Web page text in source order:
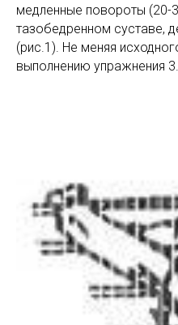
медленные повороты (20-
тазобедренном суставе,
(рис.1). Не меняя
выполнению упражнения